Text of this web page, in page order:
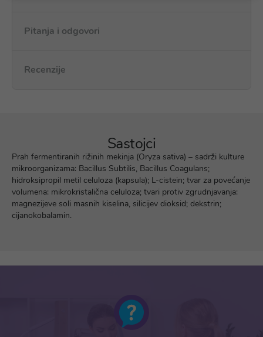
Pitanja i odgovori
Recenzije
Sastojci
Prah fermentiranih rižinih mekinja (Oryza sativa) – sadrži kulture
mikroorganizama: Bacillus Subtilis, Bacillus Coagulans;
hidroksipropil metil celuloza (kapsula); L-cistein; tvar za povećanje
volumena: mikrokristalična celuloza; tvari protiv zgrudnjavanja:
magnezijeve soli masnih kiselina, silicijev dioksid; dekstrin;
cijanokobalamin.